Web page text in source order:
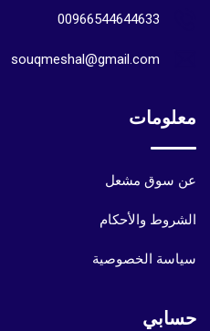
00966544644633
souqmeshal@gmail.com
معلومات
عن سوق مشعل
الشروط والأحكام
سياسة الخصوصية
حسابي